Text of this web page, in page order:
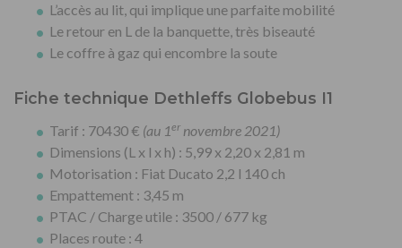
L’accès au lit, qui implique une parfaite mobilité
Le retour en L de la banquette, très biseauté
Le coffre à gaz qui encombre la soute
Fiche technique Dethleffs Globebus I1
Tarif : 70430 € (au 1er novembre 2021)
Dimensions (L x l x h) : 5,99 x 2,20 x 2,81 m
Motorisation : Fiat Ducato 2,2 l 140 ch
Empattement : 3,45 m
PTAC / Charge utile : 3500 / 677 kg
Places route : 4